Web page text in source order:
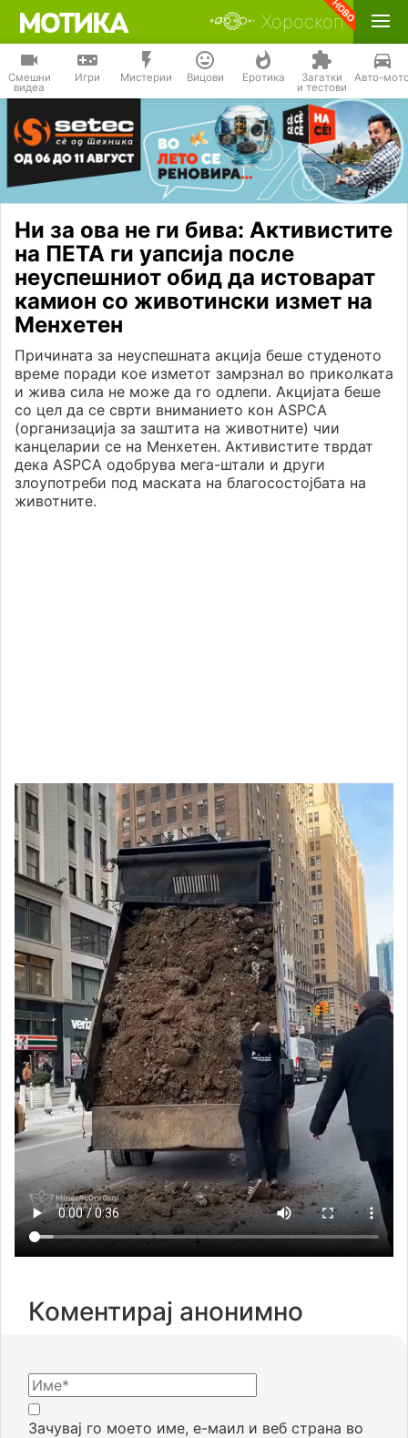
Хороскоп
Смешни
видеа
Игри Мистерии Вицови Еротика Загатки
и тестови
Авто-
Ни за ова не ги бива: Активистите
на ПЕТА ги уапсија после
неуспешниот обид да истоварат
камион со животински измет на
Менхетен
Причината за неуспешната акција беше студеното
време поради кое изметот замрзнал во приколката
и жива сила не може да го одлепи. Акцијата беше
со цел да се сврти вниманието кон ASPCA
(организација за заштита на животните) чии
канцеларии се на Менхетен. Активистите тврдат
дека ASPCA одобрува мега-штали и други
злоупотреби под маската на благосостојбата на
животните.
Коментирај анонимно
Зачувај го моето име, е-маил и веб страна во